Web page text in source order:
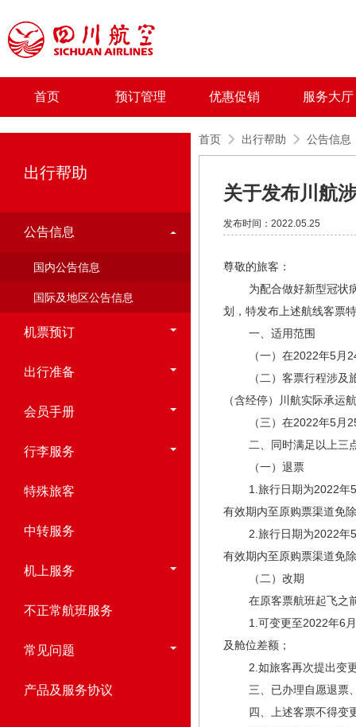
首页 预订管理 优惠促销 服务大厅
出行帮助
公告信息
国内公告信息
国际及地区公告信息
机票预订
出行准备
会员手册
行李服务
特殊旅客
中转服务
机上服务
不正常航班服务
常见问题
产品及服务协议
首页 出行帮助 公告信息
关于发布川航
发布时间：2022.05.25
尊敬的旅客：
为配合做好新型冠状病
划，特发布上述航线客票
一、适用范围
（一）在2022年5月24
（二）客票行程涉及旅
（含经停）川航实际承运
（三）在2022年5月25
二、同时满足以上三点
（一）退票
1.旅行日期为2022年5
有效期内至原购票渠道免
2.旅行日期为2022年5
有效期内至原购票渠道免
（二）改期
在原客票航班起飞之前
1.可变更至2022年6月
及舱位差额；
2.如旅客再次提出变更
三、已办理自愿退票、
四、上述客票不得变更